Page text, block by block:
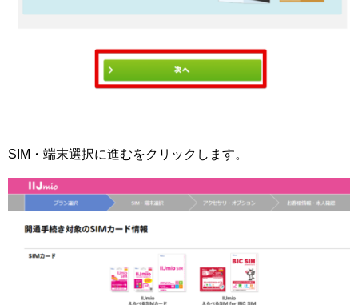
SIM・端末選択に進むをクリックします。